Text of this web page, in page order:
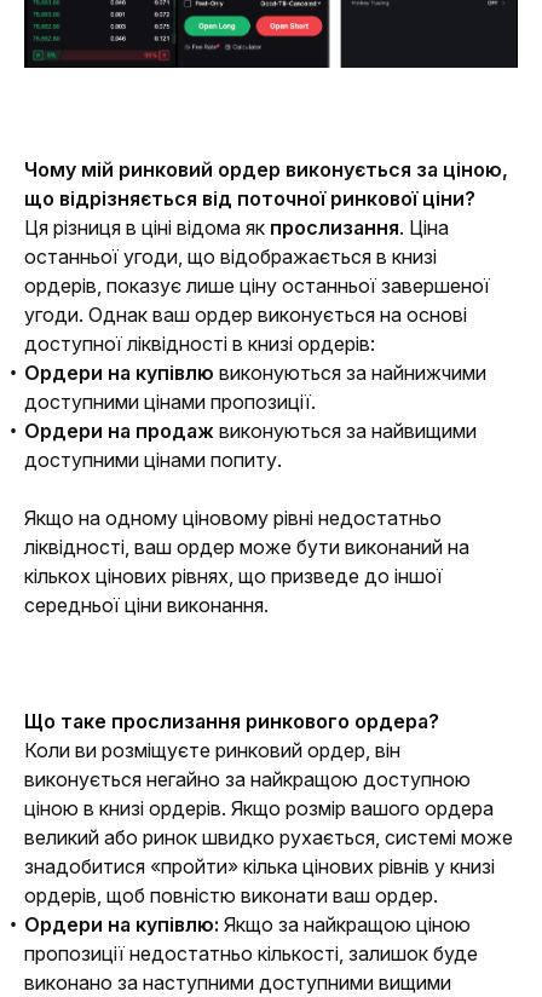
Чому мій ринковий ордер виконується за ціною,
що відрізняється від поточної ринкової ціни?
Ця різниця в ціні відома як прослизання. Ціна
останньої угоди, що відображається в книзі
ордерів, показує лише ціну останньої завершеної
угоди. Однак ваш ордер виконується на основі
доступної ліквідності в книзі ордерів:
Ордери на купівлю виконуються за найнижчими
доступними цінами пропозиції.
Ордери на продаж виконуються за найвищими
доступними цінами попиту.
Якщо на одному ціновому рівні недостатньо
ліквідності, ваш ордер може бути виконаний на
кількох цінових рівнях, що призведе до іншої
середньої ціни виконання.
Що таке прослизання ринкового ордера?
Коли ви розміщуєте ринковий ордер, він
виконується негайно за найкращою доступною
ціною в книзі ордерів. Якщо розмір вашого ордера
великий або ринок швидко рухається, системі може
знадобитися «пройти» кілька цінових рівнів у книзі
ордерів, щоб повністю виконати ваш ордер.
Ордери на купівлю: Якщо за найкращою ціною
пропозиції недостатньо кількості, залишок буде
виконано за наступними доступними вищими